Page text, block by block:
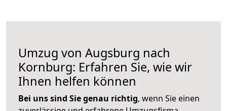
Umzug von Augsburg nach
Kornburg: Erfahren Sie, wie wir
Ihnen helfen können
Bei uns sind Sie genau richtig, wenn Sie einen